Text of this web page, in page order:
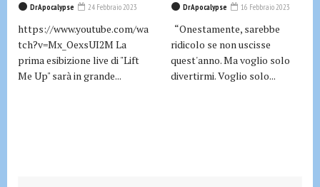
DrApocalypse 24 Febbraio 2023
https://www.youtube.com/wa
tch?v=Mx_OexsUI2M La
prima esibizione live di "Lift
Me Up" sarà in grande...
DrApocalypse 16 Febbraio 2023
“Onestamente, sarebbe
ridicolo se non uscisse
quest'anno. Ma voglio solo
divertirmi. Voglio solo...